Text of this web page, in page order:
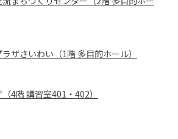
ザさいわい（1階 多目的ホール）
4階 講習室401・402）